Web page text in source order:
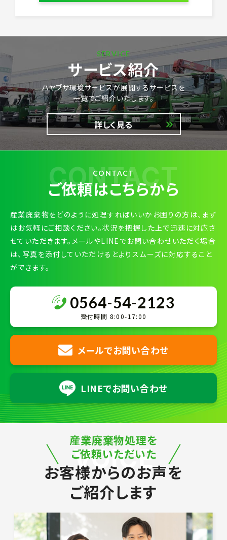
SERVICE
サービス紹介
ハヤブサ環境サービスが展開するサービスを
一覧でご紹介いたします。
詳しく見る
CONTACT
CONTACT
ご依頼はこちらから
産業廃棄物をどのように処理すればいいかお困りの方は、まず
はお気軽にご相談ください。状況を把握した上で迅速に対応さ
せていただきます。メールやLINEでお問い合わせいただく場合
は、写真を添付していただけるとよりスムーズに対応すること
ができます。
0564-54-2123
受付時間 8:00-17:00
メールでお問い合わせ
LINEでお問い合わせ
VOICE
産業廃棄物処理を
ご依頼いただいた
お客様からのお声を
ご紹介します